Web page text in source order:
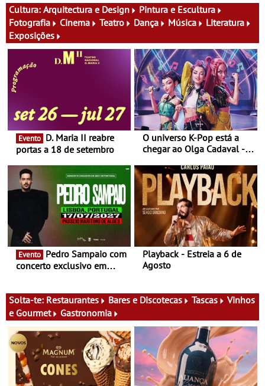
atividades para toda a
família e muito mais
Festas decorrem entre 8 e
16 de agosto
Cultura: Arquitectura e Design
Pintura e Escultura
Fotografia
Cinema Teatro Dança Música
Literatura
Exposições
Evento
portas a 18 de setembro
O universo K-Pop está a
chegar ao Olga Cadaval - A
Evento
concerto exclusivo em
Playback - Estreia a 6 de
Agosto
Solta-te: Restaurantes Bares e Discotecas Tascas
Vinhos
e Gourmet
Gastronomia